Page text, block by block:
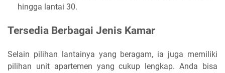
hingga lantai 30.
Tersedia Berbagai Jenis Kamar
Selain pilihan lantainya yang beragam, ia juga memiliki
pilihan unit apartemen yang cukup lengkap. Anda bisa